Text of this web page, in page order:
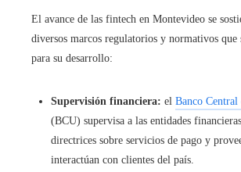
El avance de las fintech en Montevideo se
diversos marcos regulatorios y normativos que
para su desarrollo:
Supervisión financiera: el Banco
(BCU) supervisa a las entidades
directrices sobre servicios de pago y
interactúan con clientes del país.